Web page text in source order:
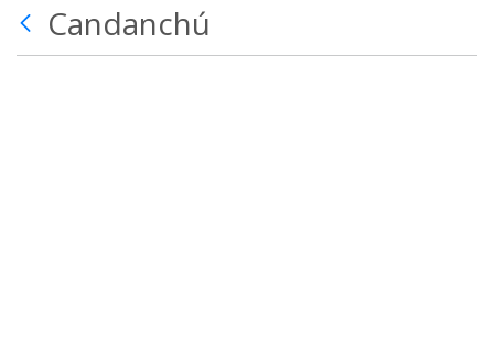
Candanchú